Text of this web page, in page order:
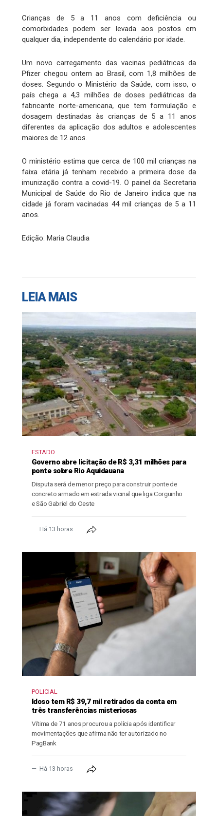
Crianças de 5 a 11 anos com deficiência ou
comorbidades podem ser levada aos postos em
qualquer dia, independente do calendário por idade.
Um novo carregamento das vacinas pediátricas da
Pfizer chegou ontem ao Brasil, com 1,8 milhões de
doses. Segundo o Ministério da Saúde, com isso, o
país chega a 4,3 milhões de doses pediátricas da
fabricante norte-americana, que tem formulação e
dosagem destinadas às crianças de 5 a 11 anos
diferentes da aplicação dos adultos e adolescentes
maiores de 12 anos.
O ministério estima que cerca de 100 mil crianças na
faixa etária já tenham recebido a primeira dose da
imunização contra a covid-19. O painel da Secretaria
Municipal de Saúde do Rio de Janeiro indica que na
cidade já foram vacinadas 44 mil crianças de 5 a 11
anos.
Edição: Maria Claudia
LEIA MAIS
ESTADO
Governo abre licitação de R$ 3,31 milhões para
ponte sobre Rio Aquidauana
Disputa será de menor preço para construir ponte de
concreto armado em estrada vicinal que liga Corguinho
e São Gabriel do Oeste
Há 13 horas
POLICIAL
Idoso tem R$ 39,7 mil retirados da conta em
três transferências misteriosas
Vítima de 71 anos procurou a polícia após identificar
movimentações que afirma não ter autorizado no
PagBank
Há 13 horas